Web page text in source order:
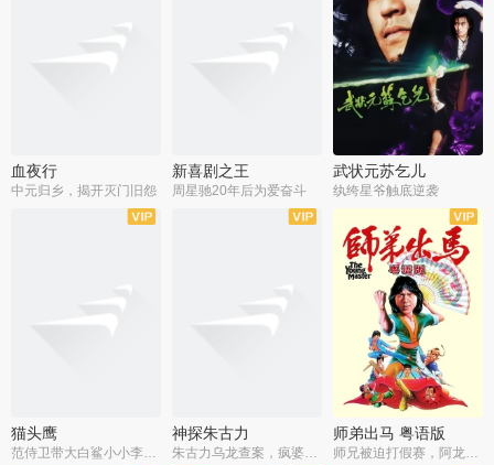
血夜行
中元归乡，揭开灭门旧怨
新喜剧之王
周星驰20年后为爱奋斗
武状元苏乞儿
纨绔星爷触底逆袭
猫头鹰
范侍卫带大白鲨小小李破案寻妃
神探朱古力
朱古力乌龙查案，疯婆子神助攻
师弟出马 粤语版
师兄被迫打假赛，阿龙追查斗黑帮